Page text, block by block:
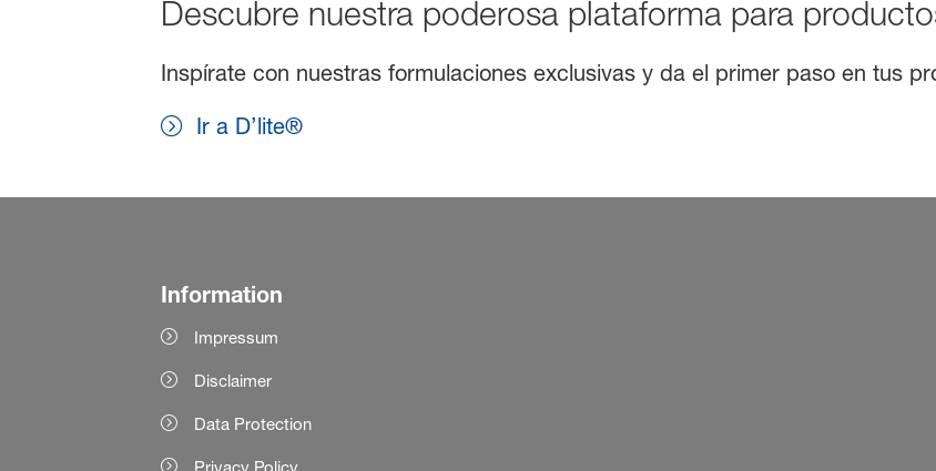
Descubre nuestra poderosa plataforma para
Inspírate con nuestras formulaciones exclusivas y da el primer paso en tus
Ir a D’lite®
Information
Impressum
Disclaimer
Data Protection